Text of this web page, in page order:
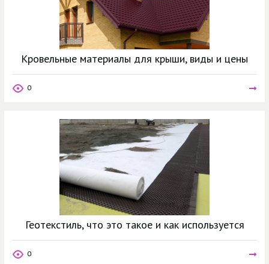
Кровельные материалы для крыши, виды и цены
0
Геотекстиль, что это такое и как используется
0